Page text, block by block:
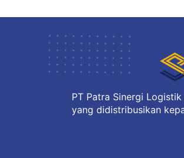
PT Patra Sinergi
yang didistribusikan